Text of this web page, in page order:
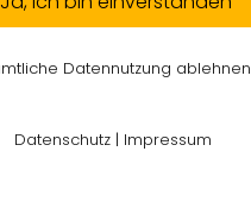
Datennutzung ablehnen
Datenschutz | Impressum